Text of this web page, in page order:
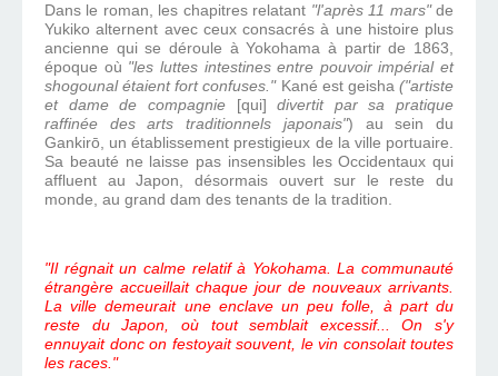
Dans le roman, les chapitres relatant "l'après 11 mars"de
Yukiko alternent avec ceux consacrés à une histoire plus
ancienne qui se déroule à Yokohama à partir de 1863,
époque où "les luttes intestines entre pouvoir impérial et
shogounal étaient fort confuses." Kané est geisha("artiste
et dame de compagnie [qui] divertit par sa pratique
raffinée des arts traditionnels japonais") au sein du
Gankirō, un établissement prestigieux de la ville portuaire.
Sa beauté ne laisse pas insensibles les Occidentaux qui
affluent au Japon, désormais ouvert sur le reste du
monde, au grand dam des tenants de la tradition.
"Il régnait un calme relatif à Yokohama. La communauté
étrangère accueillait chaque jour de nouveaux arrivants.
La ville demeurait une enclave un peu folle, à part du
reste du Japon, où tout semblait excessif... On s'y
ennuyait donc on festoyait souvent, le vin consolait toutes
les races."